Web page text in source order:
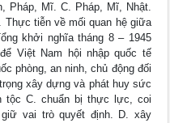
Pháp, Mĩ. C. Pháp, Mĩ, Nhật.
Thực tiễn về mối quan hệ giữa
khởi nghĩa tháng 8 – 1945
Việt Nam hội nhập quốc tế
phòng, an ninh, chủ động đối
xây dựng và phát huy sức
tộc C. chuẩn bị thực lực, coi
vai trò quyết định. D. xây